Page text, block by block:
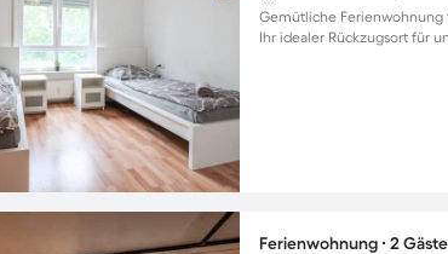
Gemütliche Ferienwohnung
Ihr idealer Rückzugsort für
Ferienwohnung ∙ 2